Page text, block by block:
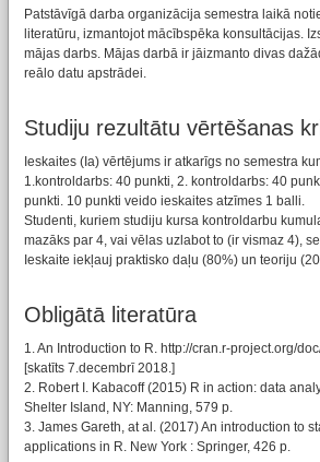
Patstāvīgā darba organizācija semestra laikā
literatūru, izmantojot mācībspēka konsultācijas.
mājas darbs. Mājas darbā ir jāizmanto divas
reālo datu apstrādei.
Studiju rezultātu vērtēšanas
Ieskaites (Ia) vērtējums ir atkarīgs no semestra
1.kontroldarbs: 40 punkti, 2. kontroldarbs: 40
punkti. 10 punkti veido ieskaites atzīmes 1 balli.
Studenti, kuriem studiju kursa kontroldarbu
mazāks par 4, vai vēlas uzlabot to (ir vismaz 4),
Ieskaite iekļauj praktisko daļu (80%) un teoriju
Obligātā literatūra
1. An Introduction to R. http://cran.r-project.org/
[skatīts 7.decembrī 2018.]
2. Robert I. Kabacoff (2015) R in action: data
Shelter Island, NY: Manning, 579 p.
3. James Gareth, at al. (2017) An introduction to
applications in R. New York : Springer, 426 p.